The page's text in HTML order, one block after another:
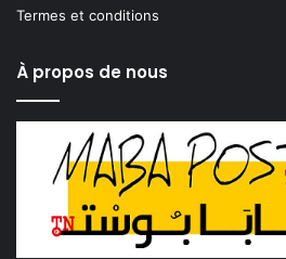
Termes et conditions
À propos de nous